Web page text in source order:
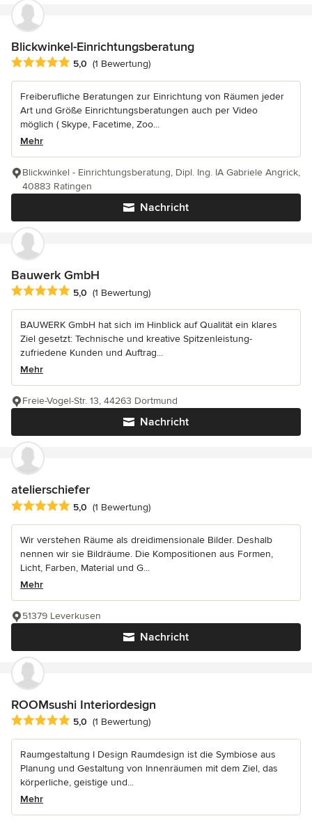
Blickwinkel-Einrichtungsberatung
Durchschnittliche Bewertung: 5 von 5 Sternen
5,0 (1 Bewertung)
Freiberufliche Beratungen zur Einrichtung von Räumen jeder
Art und Größe Einrichtungsberatungen auch per Video
möglich ( Skype, Facetime, Zoo...
Mehr
Nachricht
Blickwinkel - Einrichtungsberatung, Dipl. Ing. IA Gabriele Angrick,
40883 Ratingen
Bauwerk GmbH
Durchschnittliche Bewertung: 5 von 5 Sternen
5,0 (1 Bewertung)
BAUWERK GmbH hat sich im Hinblick auf Qualität ein klares
Ziel gesetzt: Technische und kreative Spitzenleistung-
zufriedene Kunden und Auftrag...
Mehr
Nachricht
Freie-Vogel-Str. 13, 44263 Dortmund
atelierschiefer
Durchschnittliche Bewertung: 5 von 5 Sternen
5,0 (1 Bewertung)
Wir verstehen Räume als dreidimensionale Bilder. Deshalb
nennen wir sie Bildräume. Die Kompositionen aus Formen,
Licht, Farben, Material und G...
Mehr
Nachricht
51379 Leverkusen
ROOMsushi Interiordesign
Durchschnittliche Bewertung: 5 von 5 Sternen
5,0 (1 Bewertung)
Raumgestaltung I Design Raumdesign ist die Symbiose aus
Planung und Gestaltung von Innenräumen mit dem Ziel, das
körperliche, geistige und...
Mehr